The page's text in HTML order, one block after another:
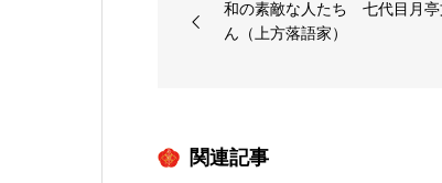
和の素敵な人たち 七代目月亭
ん（上方落語家）
関連記事